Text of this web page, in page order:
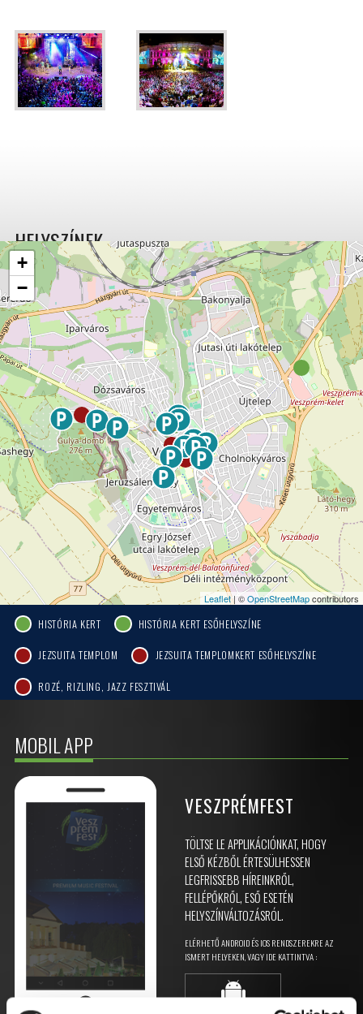
+
−
Leaflet| ©OpenStreetMapcontributors
HELYSZÍNEK
HISTÓRIA KERT HISTÓRIA KERT ESŐHELYSZÍNE
JEZSUITA TEMPLOM JEZSUITA TEMPLOMKERT ESŐHELYSZÍNE
ROZÉ, RIZLING, JAZZ FESZTIVÁL
MOBIL APP
VESZPRÉMFEST
TÖLTSE LE APPLIKÁCIÓNKAT, HOGY
ELSŐ KÉZBŐL ÉRTESÜLHESSEN
LEGFRISSEBB HÍREINKRŐL,
FELLÉPŐKRŐL, ESŐ ESETÉN
HELYSZÍNVÁLTOZÁSRÓL.
ELÉRHETŐ ANDROID ÉS IOS RENDSZEREKRE AZ
ISMERT HELYEKEN, VAGY IDE KATTINTVA :